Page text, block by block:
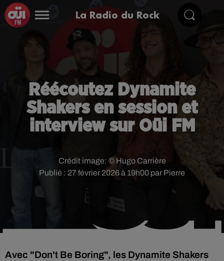
La Radio du Rock
Réécoutez Dynamite
Shakers en session et
interview sur Oüi FM
Publié : 27 février 2026 à 19h00 par Pierre
Crédit image: © Hugo Carrière
Avec "Don't Be Boring", les Dynamite Shakers